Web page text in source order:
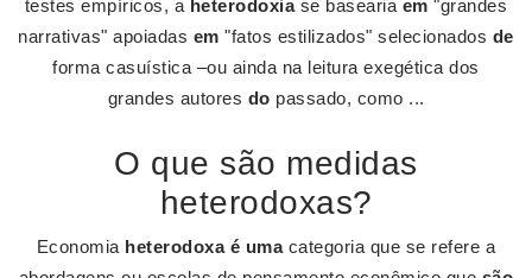
testes empíricos, a heterodoxiase basearia em "grandes
narrativas" apoiadas em "fatos estilizados" selecionados de
forma casuística –ou ainda na leitura exegética dos
grandes autores do passado, como ...
O que são medidas
heterodoxas?
Economia heterodoxa é umacategoria que se refere a